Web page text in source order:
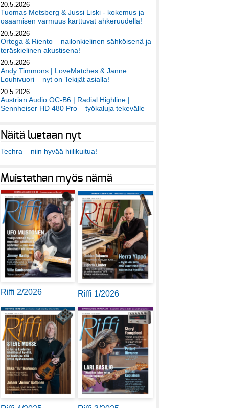
20.5.2026
Tuomas Metsberg & Jussi Liski - kokemus ja
osaamisen varmuus karttuvat ahkeruudella!
20.5.2026
Ortega & Riento – nailonkielinen sähköisenä ja
teräskielinen akustisena!
20.5.2026
Andy Timmons | LoveMatches & Janne
Louhivuori – nyt on Tekijät asialla!
20.5.2026
Austrian Audio OC-B6 | Radial Highline |
Sennheiser HD 480 Pro – työkaluja tekevälle
Näitä luetaan nyt
Techra – niin hyvää hiilikuitua!
Muistathan myös nämä
Riffi 2/2026 Riffi 1/2026